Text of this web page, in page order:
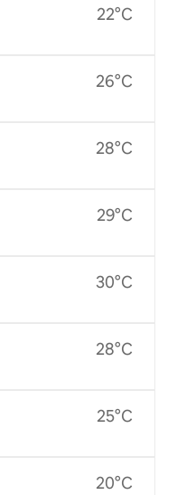
22°C
26°C
28°C
29°C
30°C
28°C
25°C
20°C